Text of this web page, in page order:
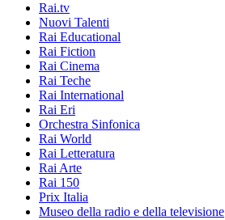
Rai.tv
Nuovi Talenti
Rai Educational
Rai Fiction
Rai Cinema
Rai Teche
Rai International
Rai Eri
Orchestra Sinfonica
Rai World
Rai Letteratura
Rai Arte
Rai 150
Prix Italia
Museo della radio e della televisione